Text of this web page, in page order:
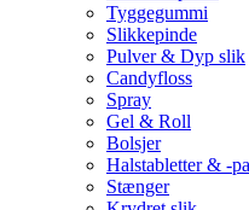
Tyggegummi
Slikkepinde
Pulver & Dyp slik
Candyfloss
Spray
Gel & Roll
Bolsjer
Halstabletter & -
Stænger